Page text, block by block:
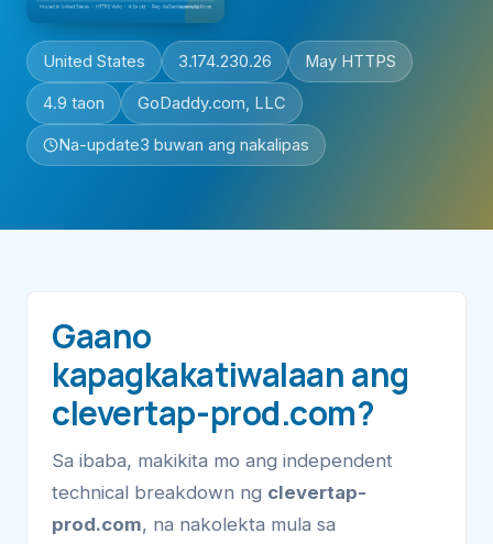
United States 3.174.230.26 May HTTPS
4.9 taon GoDaddy.com, LLC
Na-update3 buwan ang nakalipas
Gaano
kapagkakatiwalaan ang
clevertap-prod.com?
Sa ibaba, makikita mo ang independent
technical breakdown ng clevertap-
prod.com, na nakolekta mula sa